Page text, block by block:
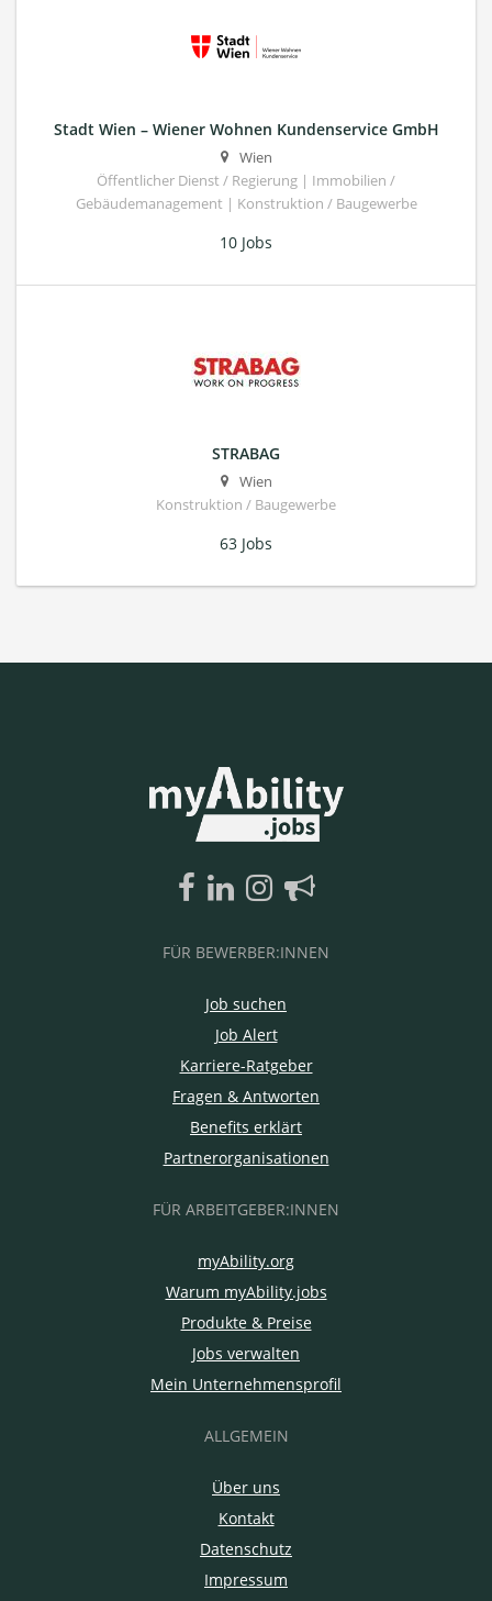
Stadt Wien – Wiener Wohnen Kundenservice GmbH
Wien
Öffentlicher Dienst / Regierung | Immobilien /
Gebäudemanagement | Konstruktion / Baugewerbe
10 Jobs
STRABAG
Wien
Konstruktion / Baugewerbe
63 Jobs
FÜR BEWERBER:INNEN
Job suchen
Job Alert
Karriere-Ratgeber
Fragen & Antworten
Benefits erklärt
Partnerorganisationen
FÜR ARBEITGEBER:INNEN
myAbility.org
Warum myAbility.jobs
Produkte & Preise
Jobs verwalten
Mein Unternehmensprofil
ALLGEMEIN
Über uns
Kontakt
Datenschutz
Impressum